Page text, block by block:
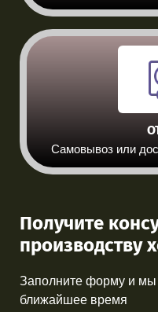
Самовывоз или
Получитe
производству
Заполните форму и
ближайшее время